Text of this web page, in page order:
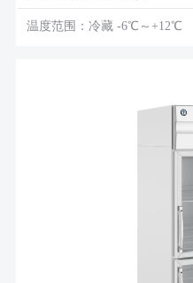
温度范围：冷藏 -6℃～+12℃